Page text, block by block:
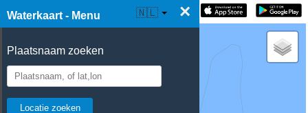
Waterkaart - Menu ×
Plaatsnaam zoeken
☰ Waterkaart Live 🇳🇱